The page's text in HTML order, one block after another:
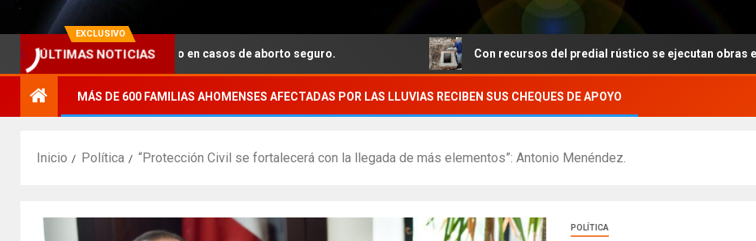
EXCLUSIVO
ÚLTIMAS NOTICIAS
acompañamiento en casos de aborto seguro. Con recursos del predial rústico se ejecutan obras en las 7
MÁS DE 600 FAMILIAS AHOMENSES AFECTADAS POR LAS LLUVIAS RECIBEN SUS CHEQUES DE APOYO
Inicio Política “Protección Civil se fortalecerá con la llegada de más elementos”: Antonio Menéndez.
POLÍTICA